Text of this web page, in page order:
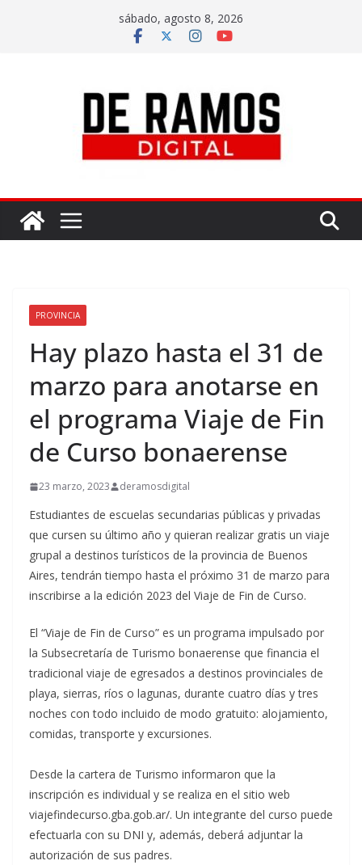
sábado, agosto 8, 2026
PROVINCIA
Hay plazo hasta el 31 de
marzo para anotarse en
el programa Viaje de Fin
de Curso bonaerense
23 marzo, 2023 deramosdigital
Estudiantes de escuelas secundarias públicas y privadas
que cursen su último año y quieran realizar gratis un viaje
grupal a destinos turísticos de la provincia de Buenos
Aires, tendrán tiempo hasta el próximo 31 de marzo para
inscribirse a la edición 2023 del Viaje de Fin de Curso.
El “Viaje de Fin de Curso” es un programa impulsado por
la Subsecretaría de Turismo bonaerense que financia el
tradicional viaje de egresados a destinos provinciales de
playa, sierras, ríos o lagunas, durante cuatro días y tres
noches con todo incluido de modo gratuito: alojamiento,
comidas, transporte y excursiones.
Desde la cartera de Turismo informaron que la
inscripción es individual y se realiza en el sitio web
viajefindecurso.gba.gob.ar/. Un integrante del curso puede
efectuarla con su DNI y, además, deberá adjuntar la
autorización de sus padres.